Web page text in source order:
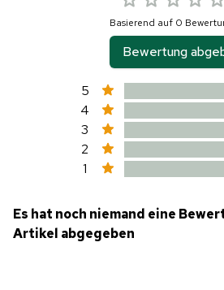
Basierend auf 0
Bewertung
5
4
3
2
1
Es hat noch niemand eine
Artikel abgegeben